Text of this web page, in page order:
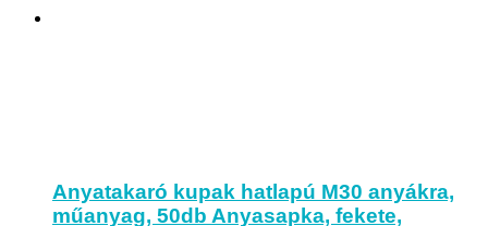
Anyatakaró kupak hatlapú M30 anyákra,
műanyag, 50db Anyasapka, fekete,